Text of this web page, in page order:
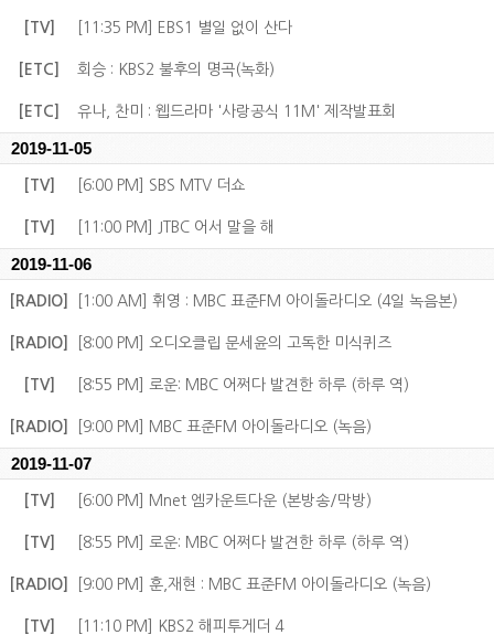
[TV] [11:35 PM] EBS1 별일 없이 산다
[ETC] 회승 : KBS2 불후의 명곡(녹화)
[ETC] 유나, 찬미 : 웹드라마 '사랑공식 11M' 제작발표회
2019-11-05
[TV] [6:00 PM] SBS MTV 더쇼
[TV] [11:00 PM] JTBC 어서 말을 해
2019-11-06
[RADIO] [1:00 AM] 휘영 : MBC 표준FM 아이돌라디오 (4일 녹음본)
[RADIO] [8:00 PM] 오디오클립 문세윤의 고독한 미식퀴즈
[TV] [8:55 PM] 로운: MBC 어쩌다 발견한 하루 (하루 역)
[RADIO] [9:00 PM] MBC 표준FM 아이돌라디오 (녹음)
2019-11-07
[TV] [6:00 PM] Mnet 엠카운트다운 (본방송/막방)
[TV] [8:55 PM] 로운: MBC 어쩌다 발견한 하루 (하루 역)
[RADIO] [9:00 PM] 훈,재현 : MBC 표준FM 아이돌라디오 (녹음)
[TV] [11:10 PM] KBS2 해피투게더 4